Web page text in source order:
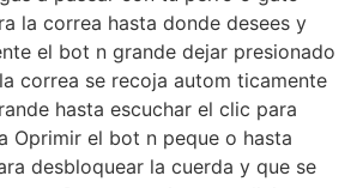
la correa hasta donde desees y
el bot n grande dejar presionado
correa se recoja autom ticamente
hasta escuchar el clic para
Oprimir el bot n peque o hasta
desbloquear la cuerda y que se